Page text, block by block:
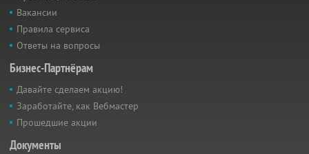
Вакансии
Правила сервиса
Ответы на вопросы
Бизнес-Партнёрам
Давайте сделаем акцию!
Заработайте, как Вебмастер
Прошедшие акции
Документы